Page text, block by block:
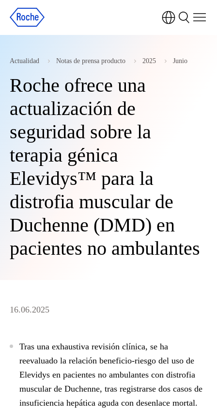
Actualidad Notas de prensa producto 2025 Junio
Roche ofrece una
actualización de
seguridad sobre la
terapia génica
Elevidys™ para la
distrofia muscular de
Duchenne (DMD) en
pacientes no ambulantes
16.06.2025
Tras una exhaustiva revisión clínica, se ha
reevaluado la relación beneficio-riesgo del uso de
Elevidys en pacientes no ambulantes con distrofia
muscular de Duchenne, tras registrarse dos casos de
insuficiencia hepática aguda con desenlace mortal.